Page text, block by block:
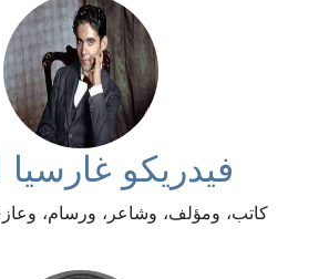
فيدريكو غارسيا
كاتب، ومؤلف، وشاعر، ورسام،